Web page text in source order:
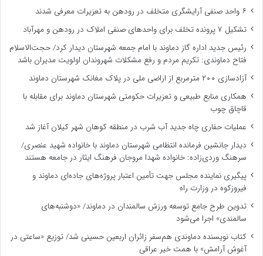
۶ واحد صنفی آرایشگری متخلف در رودهن به تعزیرات معرفی شدند
تشکیل ۷ پرونده تخلف برای واحدهای صنفی املاک در رودهن و مهرآباد
رئیس جدید اداره گاز دماوند با امام جمعه شهرستان دیدار کرد/ حجت‌الاسلام
فتاح دماوندی: تکریم مردم و رفع مشکلات شهروندان اولویت مدیران باشد
آزادسازی ۲۰۰ مترمربع از اراضی ملی در پلاک مغانک شهرستان دماوند
همکاری منابع طبیعی و تعزیرات حکومتی شهرستان دماوند برای مقابله با
قاچاق چوب
عملیات حفاری چاه جدید آب شرب در منطقه کوهان شهر کیلان آغاز شد
دیدار جانشین فرمانده انتظامی شهرستان دماوند با خانواده شهید عنصری/
سرهنگ وردی‌زاده: خانواده شهدا مروجان فرهنگ ایثار در جامعه هستند
پیگیری نماینده مجلس جهت تأمین اعتبار پروژه‌های جاده‌ای دماوند و
فیروزکوه در وزارت راه
تدوین طرح جامع توسعه ورزش سالمندان در دماوند/ «دوشنبه‌های
سالمندی» اجرا می‌شود
کتاب نویسنده دماوندی هم‌سفر زائران اربعین حسینی شد/ توزیع «ساعتی در
آغوش آرامش» با همت خیر عراقی